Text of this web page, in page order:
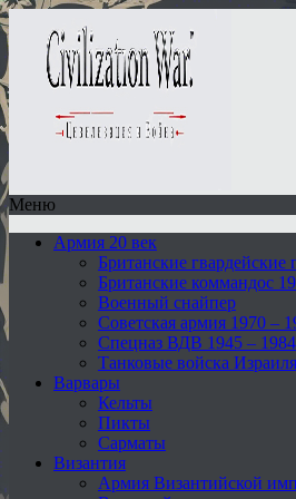
Меню
Армия 20 век
Британские гвардейские
Британские коммандос
Военный снайпер
Советская армия 1970 –
Спецназ ВДВ 1945 – 1984
Танковые войска
Варвары
Кельты
Пикты
Сарматы
Византия
Армия Византийской